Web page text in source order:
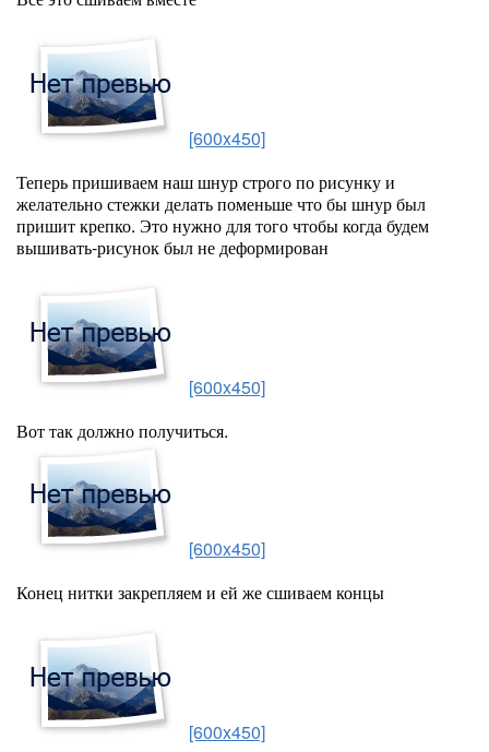
[600x450]
Теперь пришиваем наш шнур строго по рисунку и
желательно стежки делать поменьше что бы шнур был
пришит крепко. Это нужно для того чтобы когда будем
вышивать-рисунок был не деформирован
[600x450]
Вот так должно получиться.
[600x450]
Конец нитки закрепляем и ей же сшиваем концы
[600x450]